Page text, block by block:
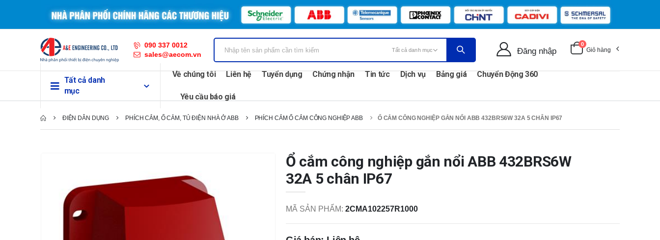
090 337 0012
sales@aecom.vn
Đăng nhập
0
Giỏ hàng
Tất cả danh
mục
Về chúng tôi Liên hệ Tuyển dụng Chứng nhận Tin tức Dịch vụ Bảng giá Chuyển Động 360
Yêu cầu báo giá
ĐIỆN DÂN DỤNG PHÍCH CẮM, Ổ CẲM, TỦ ĐIỆN NHÀ Ở ABB PHÍCH CẮM Ổ CẮM CÔNG NGHIỆP ABB Ổ CẮM CÔNG NGHIỆP GẮN NỔI ABB 432BRS6W 32A 5 CHÂN IP67
Ổ cắm công nghiệp gắn nổi ABB 432BRS6W
32A 5 chân IP67
MÃ SẢN PHẨM: 2CMA102257R1000